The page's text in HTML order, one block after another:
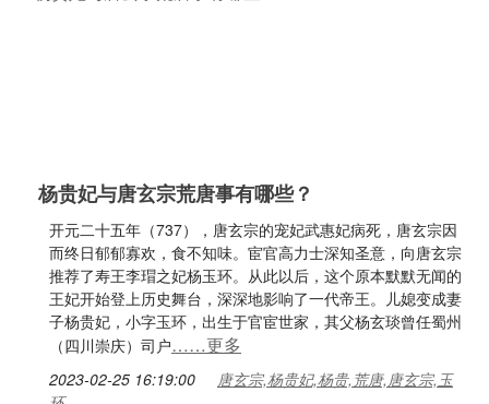
杨贵妃与唐玄宗荒唐事有哪些？
开元二十五年（737），唐玄宗的宠妃武惠妃病死，唐玄宗因
而终日郁郁寡欢，食不知味。宦官高力士深知圣意，向唐玄宗
推荐了寿王李瑁之妃杨玉环。从此以后，这个原本默默无闻的
王妃开始登上历史舞台，深深地影响了一代帝王。儿媳变成妻
子杨贵妃，小字玉环，出生于官宦世家，其父杨玄琰曾任蜀州
（四川崇庆）司户……更多
2023-02-25 16:19:00
唐玄宗,杨贵妃,杨贵,荒唐,唐玄宗,玉